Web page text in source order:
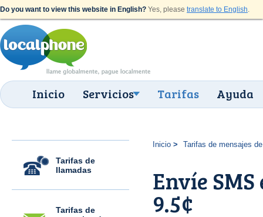
Do you want to view this website in English? Yes, please translate to English.
Inicio Servicios Tarifas Ayuda
Tarifas de
llamadas
Tarifas de
Inicio Tarifas de mensajes
Envíe
9.5¢